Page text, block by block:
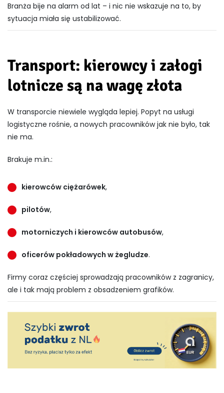
Branża bije na alarm od lat – i nic nie wskazuje na to, by
sytuacja miała się ustabilizować.
Transport: kierowcy i załogi
lotnicze są na wagę złota
W transporcie niewiele wygląda lepiej. Popyt na usługi
logistyczne rośnie, a nowych pracowników jak nie było, tak
nie ma.
Brakuje m.in.:
kierowców ciężarówek,
pilotów,
motorniczych i kierowców autobusów,
oficerów pokładowych w żegludze.
Firmy coraz częściej sprowadzają pracowników z zagranicy,
ale i tak mają problem z obsadzeniem grafików.